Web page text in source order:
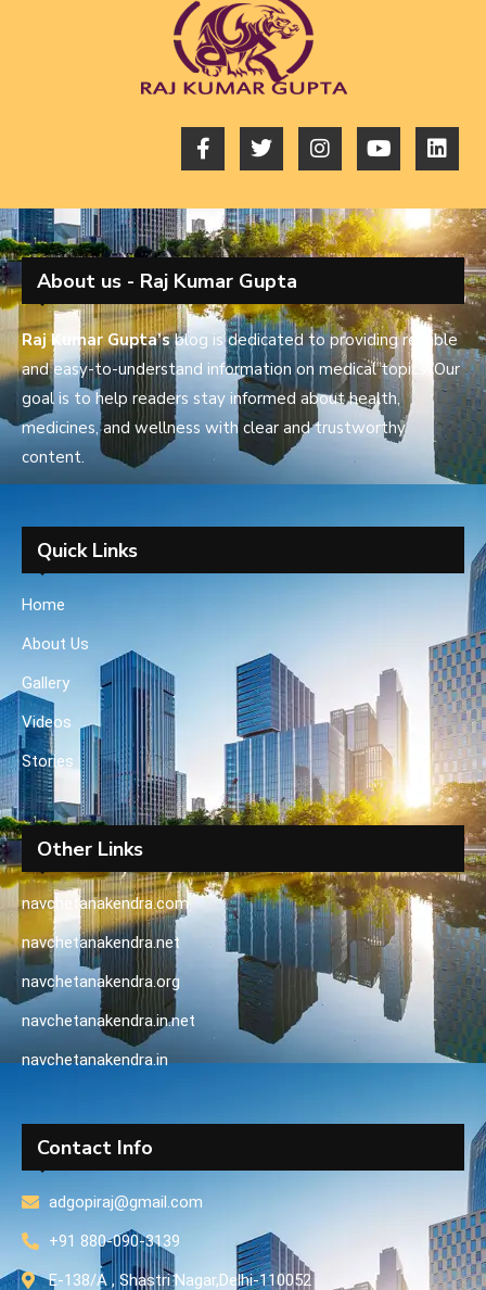
About us - Raj Kumar Gupta
Raj Kumar Gupta’sblog is dedicated to providing reliable
and easy-to-understand information on medical topics. Our
goal is to help readers stay informed about health,
medicines, and wellness with clear and trustworthy
content.
Quick Links
Home
About Us
Gallery
Videos
Stories
Other Links
navchetanakendra.com
navchetanakendra.net
navchetanakendra.org
navchetanakendra.in.net
navchetanakendra.in
Contact Info
adgopiraj@gmail.com
+91 880-090-3139
E-138/A , Shastri Nagar,Delhi-110052